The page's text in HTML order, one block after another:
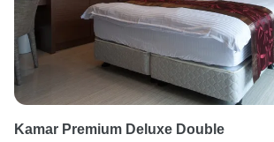
Kamar Premium Deluxe Double